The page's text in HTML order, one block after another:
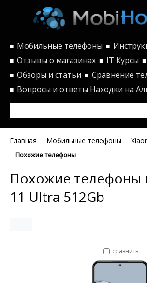
■ Мобильные телефоны ■
■ Отзывы о магазинах ■ IT Курсы ■
■ Обзоры и статьи ■ Сравнение
■ Вопросы и ответы Находки на
Главная Мобильные телефоны
Похожие телефоны
Похожие телефоны
11 Ultra 512Gb
сравнить